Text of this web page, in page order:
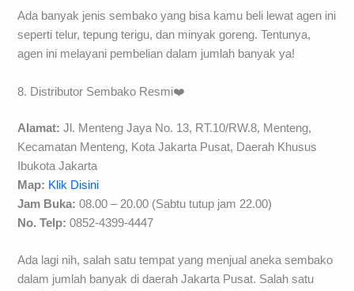
Ada banyak jenis sembako yang bisa kamu beli lewat agen ini
seperti telur, tepung terigu, dan minyak goreng. Tentunya,
agen ini melayani pembelian dalam jumlah banyak ya!
8. Distributor Sembako Resmi❤️
Alamat:Jl. Menteng Jaya No. 13, RT.10/RW.8, Menteng,
Kecamatan Menteng, Kota Jakarta Pusat, Daerah Khusus
Ibukota Jakarta
Map: Klik Disini
Jam Buka:08.00 – 20.00 (Sabtu tutup jam 22.00)
No. Telp:0852-4399-4447
Ada lagi nih, salah satu tempat yang menjual aneka sembako
dalam jumlah banyak di daerah Jakarta Pusat. Salah satu